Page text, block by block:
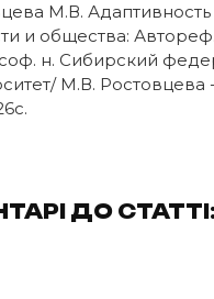
М.В.
и общества:
н. Сибирский
М.В.
ДО СТАТТІ: